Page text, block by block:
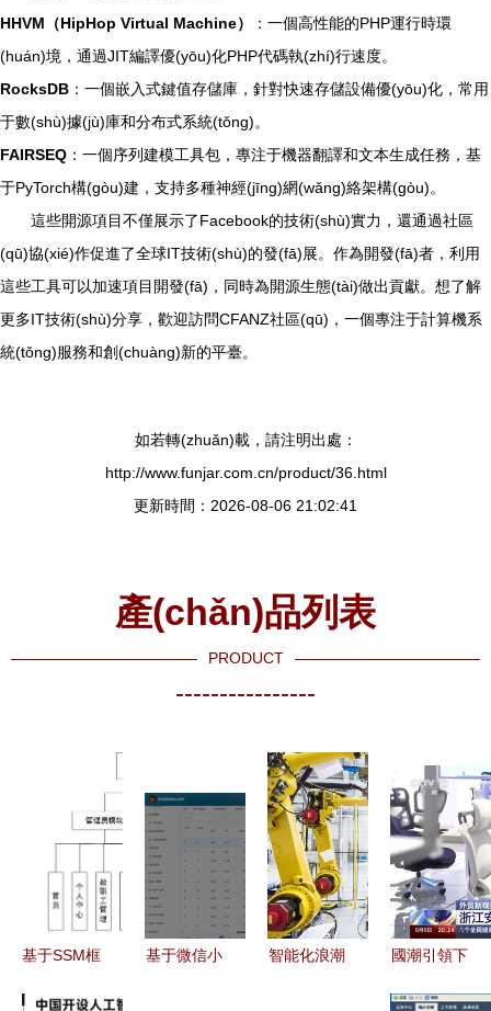
HHVM（HipHop Virtual Machine）
：一個高性能的PHP運行時環
(huán)境，通過JIT編譯優(yōu)化PHP代碼執(zhí)行速度。
RocksDB ：一個嵌入式鍵值存儲庫，針對快速存儲設備優(yōu)化，常用
于數(shù)據(jù)庫和分布式系統(tǒng)。
FAIRSEQ ：一個序列建模工具包，專注于機器翻譯和文本生成任務，基
于PyTorch構(gòu)建，支持多種神經(jīng)網(wǎng)絡架構(gòu)。
這些開源項目不僅展示了Facebook的技術(shù)實力，還通過社區
(qū)協(xié)作促進了全球IT技術(shù)的發(fā)展。作為開發(fā)者，利用
這些工具可以加速項目開發(fā)，同時為開源生態(tài)做出貢獻。想了解
更多IT技術(shù)分享，歡迎訪問CFANZ社區(qū)，一個專注于計算機系
統(tǒng)服務和創(chuàng)新的平臺。
如若轉(zhuǎn)載，請注明出處：
http://www.funjar.com.cn/product/36.html
更新時間：2026-08-06 21:02:41
產(chǎn)品列表
PRODUCT
----------------
基于SSM框
基于微信小
智能化浪潮
國潮引領下